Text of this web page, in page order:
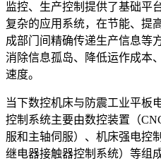
监控、生产控制提供了基础平
复杂的应用系统，在节能、提
成部门间精确传递生产信息等
消除信息孤岛、降低运作成本
速度。
当下数控机床与防震工业平板
控制系统主要由数控装置（
服和主轴伺服）、机床强电控
继电器接触器控制系统）等组